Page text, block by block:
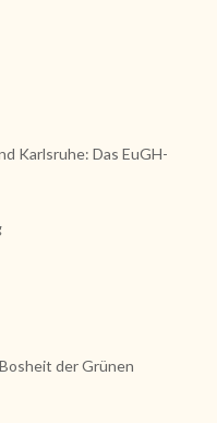
Karlsruhe: Das EuGH-
der Grünen